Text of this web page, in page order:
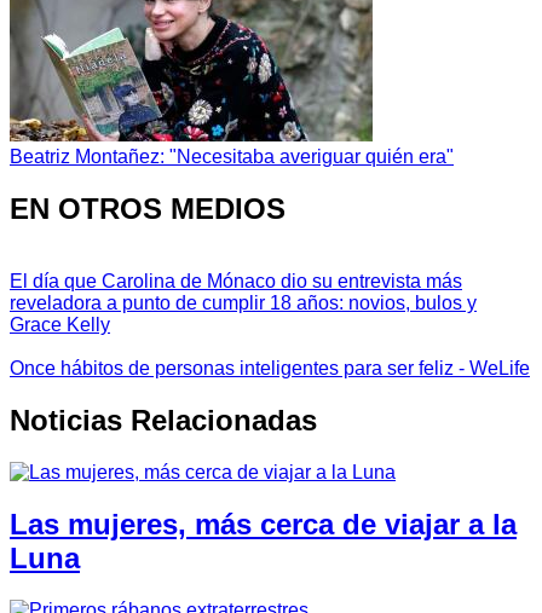
Beatriz Montañez: "Necesitaba averiguar quién era"
EN OTROS MEDIOS
El día que Carolina de Mónaco dio su entrevista más
reveladora a punto de cumplir 18 años: novios, bulos y
Grace Kelly
Once hábitos de personas inteligentes para ser feliz - WeLife
Noticias Relacionadas
Las mujeres, más cerca de viajar a la
Luna